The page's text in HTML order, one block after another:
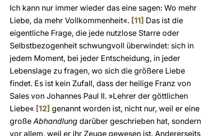
Ich kann nur immer wieder das eine sagen: Wo mehr
Liebe, da mehr Vollkommenheit«. [11] Das ist die
eigentliche Frage, die jede nutzlose Starre oder
Selbstbezogenheit schwungvoll überwindet: sich in
jedem Moment, bei jeder Entscheidung, in jeder
Lebenslage zu fragen, wo sich die größere Liebe
findet. Es ist kein Zufall, dass der heilige Franz von
Sales von Johannes Paul II. »Lehrer der göttlichen
Liebe« [12] genannt worden ist, nicht nur, weil er eine
großeAbhandlung darüber geschrieben hat, sondern
vor allem, weil er ihr Zeuge gewesen ist. Andererseits